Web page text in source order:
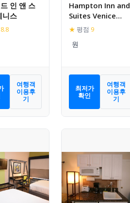
인 앤 스
니스
8.8
여행객
이용후
기
Hampton Inn and
Suites Venice
South Sarasota
★ 평점 9
최저가
확인
여행객
이용후
기